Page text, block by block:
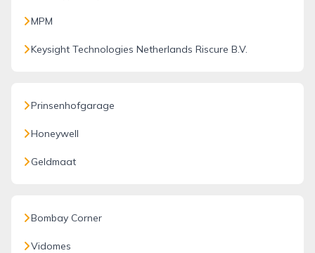
MPM
Keysight Technologies Netherlands Riscure B.V.
Prinsenhofgarage
Honeywell
Geldmaat
Bombay Corner
Vidomes